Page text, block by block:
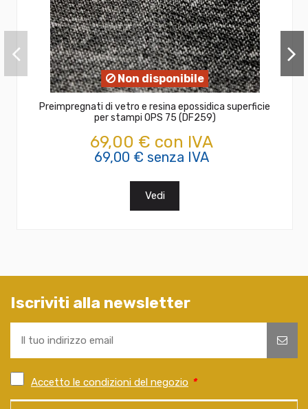
Non disponibile
Preimpregnati di vetro e resina epossidica superficie
per stampi OPS 75 (DF259)
69,00 € con IVA
69,00 € senza IVA
Vedi
Iscriviti alla newsletter
Accetto le condizioni del negozio *